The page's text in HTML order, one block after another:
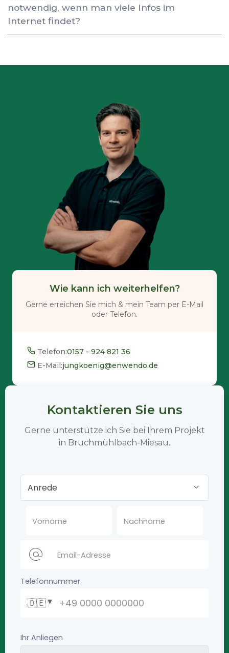
notwendig, wenn man viele Infos im
Internet findet?
Wie kann ich weiterhelfen?
Gerne erreichen Sie mich & mein Team per E-Mail
oder Telefon.
Telefon:0157 - 924 821 36
E-Mail:jungkoenig@enwendo.de
Kontaktieren Sie uns
Gerne unterstütze ich Sie bei Ihrem Projekt
in Bruchmühlbach-Miesau.